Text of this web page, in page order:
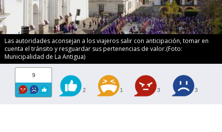
Las autoridades aconsejan a los viajeros salir con anticipación, tomar en
cuenta el tránsito y resguardar sus pertenencias de valor.(Foto:
Municipalidad de La Antigua)
9
2 1 3 3